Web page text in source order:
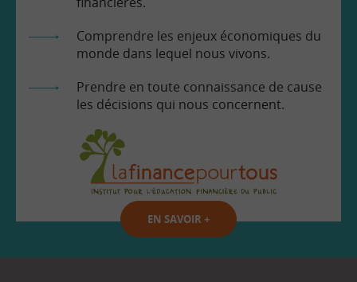
Comprendre les enjeux économiques du
monde dans lequel nous vivons.
Prendre en toute connaissance de cause
les décisions qui nous concernent.
EN SAVOIR +